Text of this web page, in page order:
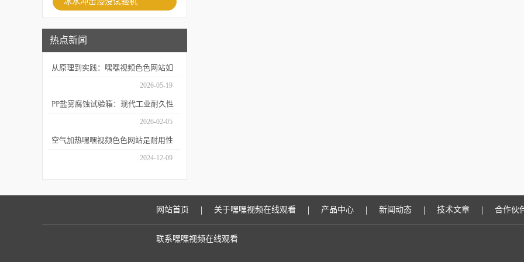
热点新闻
从原理到实践：嘿嘿视频色色网站如
何精准模拟海洋腐蚀环境？2026-05-19
PP盐雾腐蚀试验箱：现代工业耐久性
2026-02-05
空气加热嘿嘿视频色色网站是耐用性
2024-12-09
网站首页 | 关于嘿嘿视频在线观看 | 产品中心 | 新闻动态 | 技术文章 | 合作伙
联系嘿嘿视频在线观看